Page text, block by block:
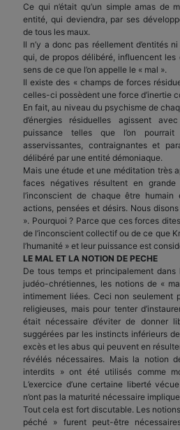
Ce qui n’était qu’un simple amas de
entité, qui deviendra, par ses
de tous les maux.
Il n’y a donc pas réellement d’entités
qui, de propos délibéré, influencent
sens de ce que l’on appelle le « mal ».
Il existe des « champs de forces
celles-ci possèdent une force d’inertie
En fait, au niveau du psychisme de
d’énergies résiduelles agissent
puissance telles que l’on
asservissantes, contraignantes et
délibéré par une entité démoniaque.
Mais une étude et une méditation très
faces négatives résultent en
l’inconscient de chaque être
actions, pensées et désirs. Nous
». Pourquoi ? Parce que ces forces
de l’inconscient collectif ou de ce que
l’humanité » et leur puissance est
LE MAL ET LA NOTION DE PECHE
De tous temps et principalement
judéo-chrétiennes, les notions de «
intimement liées. Ceci non seulement
religieuses, mais pour tenter
était nécessaire d’éviter de donner
suggérées par les instincts inférieurs
excès et les abus qui peuvent en
révélés nécessaires. Mais la notion
interdits » ont été utilisés comme
L’exercice d’une certaine liberté
n’ont pas la maturité nécessaire
Tout cela est fort discutable. Les
péché » furent peut-être